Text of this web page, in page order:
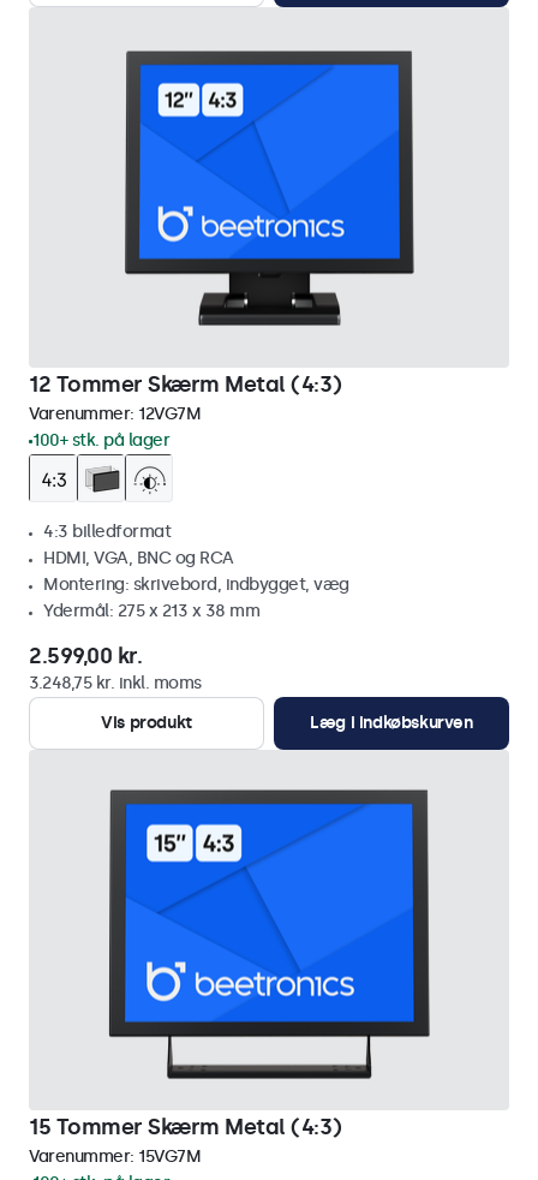
12 Tommer Skærm Metal (4:3)
Varenummer: 12VG7M
100+ stk. på lager
4:3 billedformat
HDMI, VGA, BNC og RCA
Montering: skrivebord, indbygget, væg
Ydermål: 275 x 213 x 38 mm
2.599,00 kr.
3.248,75 kr. inkl. moms
Vis produkt
Læg i indkøbskurven
15 Tommer Skærm Metal (4:3)
Varenummer: 15VG7M